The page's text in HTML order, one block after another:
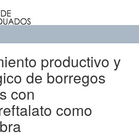
productivo y
de borregos
con
como